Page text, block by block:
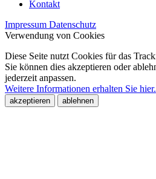
Kontakt
Impressum Datenschutz
Verwendung von Cookies
Diese Seite nutzt Cookies für das
Sie können dies akzeptieren oder
jederzeit anpassen.
Weitere Informationen erhalten Sie hier.
akzeptieren ablehnen